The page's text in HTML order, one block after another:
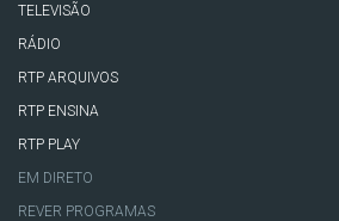
TELEVISÃO
RÁDIO
RTP ARQUIVOS
RTP ENSINA
RTP PLAY
EM DIRETO
REVER PROGRAMAS